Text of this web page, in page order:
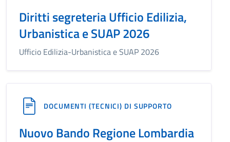
Diritti segreteria Ufficio Edilizia,
Urbanistica e SUAP 2026
Ufficio Edilizia-Urbanistica e SUAP 2026
DOCUMENTI (TECNICI) DI SUPPORTO
Nuovo Bando Regione Lombardia